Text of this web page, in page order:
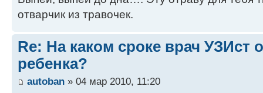
отварчик из травочек.
Re: На каком сроке врач УЗИст
ребенка?
autoban » 04 мар 2010, 11:20